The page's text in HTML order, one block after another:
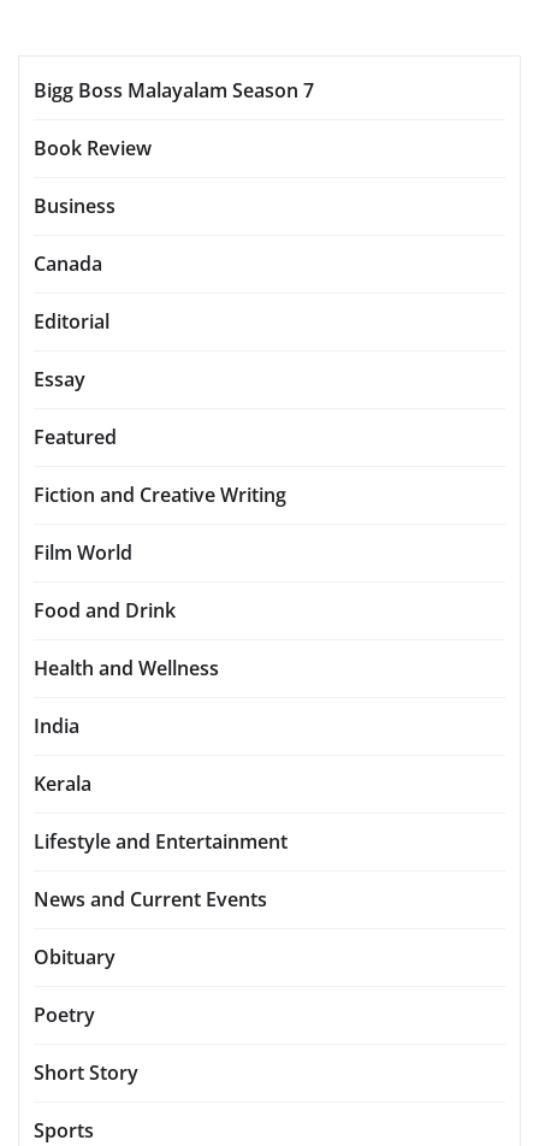
Bigg Boss Malayalam Season 7
Book Review
Business
Canada
Editorial
Essay
Featured
Fiction and Creative Writing
Film World
Food and Drink
Health and Wellness
India
Kerala
Lifestyle and Entertainment
News and Current Events
Obituary
Poetry
Short Story
Sports